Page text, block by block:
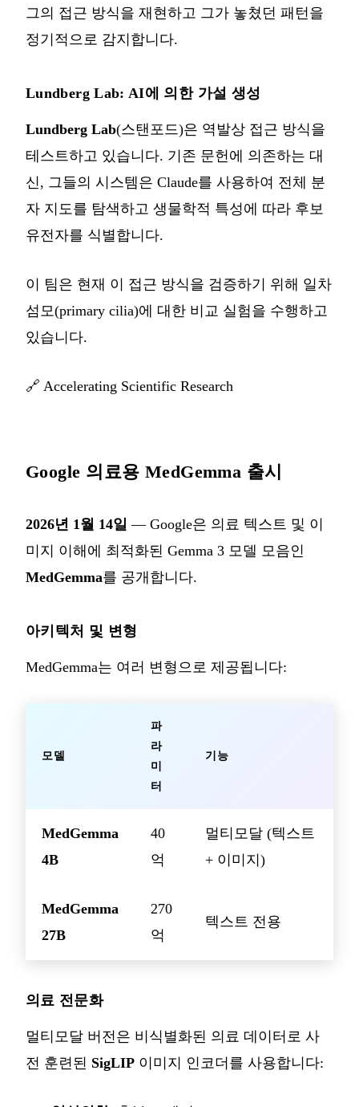
그의 접근 방식을 재현하고 그가 놓쳤던 패턴을
정기적으로 감지합니다.
Lundberg Lab: AI에 의한 가설 생성
Lundberg Lab(스탠포드)은 역발상 접근 방식을
테스트하고 있습니다. 기존 문헌에 의존하는 대
신, 그들의 시스템은 Claude를 사용하여 전체 분
자 지도를 탐색하고 생물학적 특성에 따라 후보
유전자를 식별합니다.
이 팀은 현재 이 접근 방식을 검증하기 위해 일차
섬모(primary cilia)에 대한 비교 실험을 수행하고
있습니다.
🔗 Accelerating Scientific Research
Google 의료용 MedGemma 출시
2026년 1월 14일 — Google은 의료 텍스트 및 이
미지 이해에 최적화된 Gemma 3 모델 모음인
MedGemma를 공개합니다.
아키텍처 및 변형
MedGemma는 여러 변형으로 제공됩니다:
모델
파
라
미
터
기능
MedGemma
4B
40
억
멀티모달 (텍스트
+ 이미지)
MedGemma
27B
270
억
텍스트 전용
의료 전문화
멀티모달 버전은 비식별화된 의료 데이터로 사
전 훈련된 SigLIP 이미지 인코더를 사용합니다: